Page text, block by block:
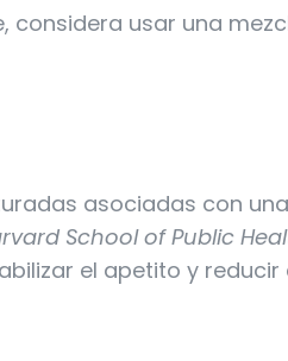
considera usar una
asociadas con
School of Public
el apetito y